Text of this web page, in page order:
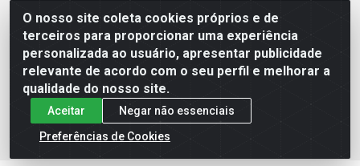
O nosso site coleta cookies próprios e de
terceiros para proporcionar uma experiência
personalizada ao usuário, apresentar publicidade
relevante de acordo com o seu perfil e melhorar a
qualidade do nosso site.
Aceitar
Negar não essenciais
Preferências de Cookies
Mix Alimentos LTDA - Quadra Asr Ne 55 (412 Norte), Alameda
02, S/N - Plano Diretor Norte, Palmas/TO - CEP 77.006-540 -
CNPJ 05.922.500/0001-02